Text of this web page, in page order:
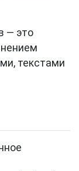
— это
текстами